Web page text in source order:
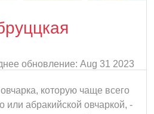
обновление: Aug 31 2023
которую чаще всего
абракийской овчаркой, -